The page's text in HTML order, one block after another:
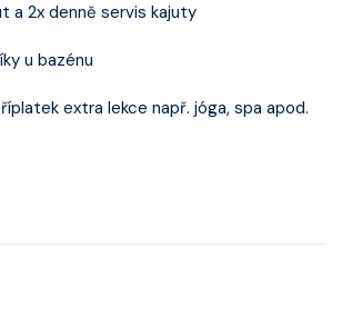
a 2x denně servis kajuty
u bazénu
extra lekce např. jóga, spa apod.